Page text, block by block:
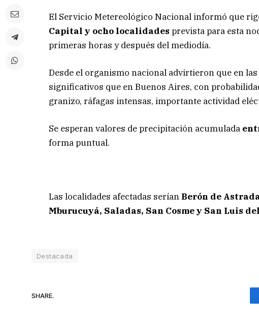
El Servicio Metereológico Nacional informó que
Capital y ocho localidades prevista para esta
primeras horas y después del mediodía.
Desde el organismo nacional advirtieron que en
significativos que en Buenos Aires, con
granizo, ráfagas intensas, importante actividad
Se esperan valores de precipitación acumulada
forma puntual.
Las localidades afectadas serían Berón de
Mburucuyá, Saladas, San Cosme y San Luis
Destacada
SHARE.